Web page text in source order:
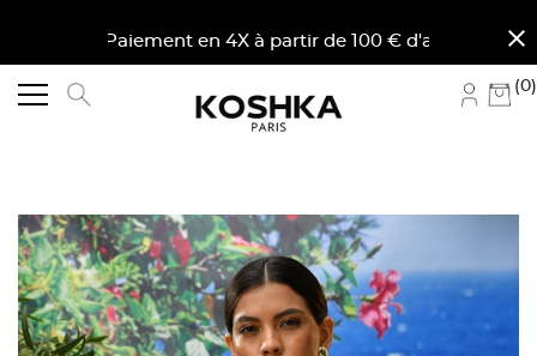
Paiement en 4X à partir de 100 € d'achat en France
close
(0)